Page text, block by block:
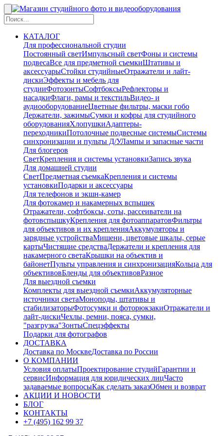
КАТАЛОГ
Для профессиональной студии
Постоянный светИмпульсный светФоны и системы
подвесаВсе для предметной съемкиШтативы и
аксессуарыСтойки студийныеОтражатели и лайт-
дискиЭффекты и мебель для
студииФотозонтыСофтбоксыРефлекторы и
насадкиФлаги, рамы и текстильВидео- и
аудиооборудованиеЦветные фильтры, маски гобо
Держатели, зажимыСумки и кофры для студийного
оборудованияХлопушкиАдаптеры-
переходникиПотолочные подвесные системыСистемы
синхронизации и пульты Д/УЛампы и запасные части
Для блогеров
СветКрепления и системы установкиЗапись звука
Для домашней студии
СветПредметная съемкаКрепления и системы
установкиПодарки и аксессуары
Для телефонов и экшн-камер
Для фотокамер и накамерных вспышек
Отражатели, софтбоксы, соты, рассеиватели на
фотовспышкуКрепления для фотоаппаратовФильтры
для объективов и их крепленияАккумуляторы и
зарядные устройстваМишени, цветовые шкалы, серые
картыЧистящие средстваДержатели и крепления для
накамерного светаКрышки на объектив и
байонетПульты управления и синхронизацияКольца для
объективовБленды для объективовРазное
Для выездной съемки
Комплекты для выездной съемкиАккумуляторные
источники светаМоноподы, штативы и
стабилизаторыФотосумки и фоторюкзакиОтражатели и
лайт-дискиЧехлы, ремни, пояса, сумки,
"разгрузка"ЗонтыСпецэффекты
Подарки для фотографов
ДОСТАВКА
Доставка по МосквеДоставка по России
О КОМПАНИИ
Условия оплатыПроектирование студийГарантии и
сервисИнформация для юридических лицЧасто
задаваемые вопросыКак сделать заказОбмен и возврат
АКЦИИ И НОВОСТИ
БЛОГ
КОНТАКТЫ
+7 (495) 162 99 37